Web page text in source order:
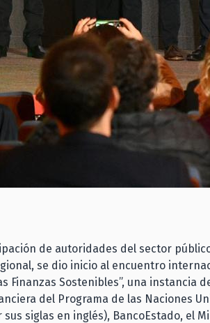
de autoridades del sector
se dio inicio al encuentro
Finanzas Sostenibles”, una instancia
del Programa de las Naciones
sus siglas en inglés), BancoEstado, el